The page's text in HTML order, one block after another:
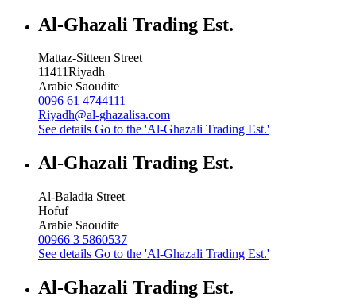
Al-Ghazali Trading Est.
Mattaz-Sitteen Street
11411Riyadh
Arabie Saoudite
0096 61 4744111
Riyadh@al-ghazalisa.com
See details Go to the 'Al-Ghazali Trading Est.'
Al-Ghazali Trading Est.
Al-Baladia Street
Hofuf
Arabie Saoudite
00966 3 5860537
See details Go to the 'Al-Ghazali Trading Est.'
Al-Ghazali Trading Est.